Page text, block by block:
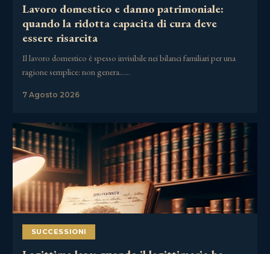
Lavoro domestico e danno patrimoniale:
quando la ridotta capacita di cura deve
essere risarcita
Il lavoro domestico è spesso invisibile nei bilanci familiari per una
ragione semplice: non genera……
7 Agosto 2026
SUCCESSIONI